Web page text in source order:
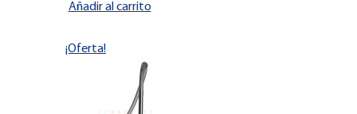
Añadir al carrito
¡Oferta!